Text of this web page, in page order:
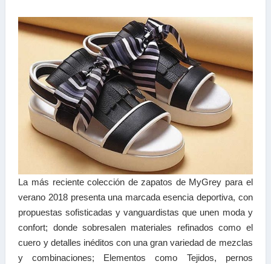
La más reciente colección dezapatos de MyGrey para el
verano 2018 presenta una marcada esencia deportiva, con
propuestas sofisticadas y vanguardistas que unen moda y
confort; donde sobresalen materiales refinados como el
cuero y detalles inéditos con una gran variedad de mezclas
y combinaciones; Elementos como Tejidos, pernos